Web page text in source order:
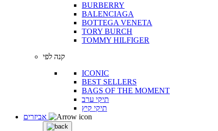
BURBERRY
BALENCIAGA
BOTTEGA VENETA
TORY BURCH
TOMMY HILFIGER
קנה לפי
ICONIC
BEST SELLERS
BAGS OF THE MOMENT
תיקי ערב
תיקי קיץ